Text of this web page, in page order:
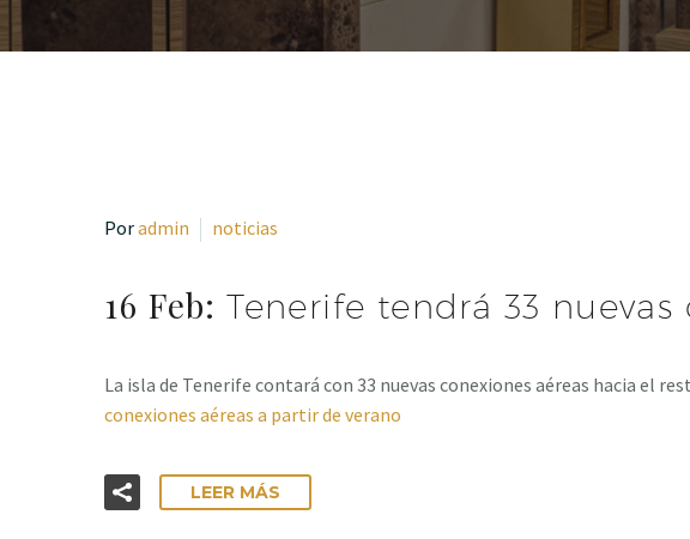
Poradmin noticias
16 Feb:Tenerife tendrá 33
La isla de Tenerife contará con 33 nuevas conexiones aéreas hacia
conexiones aéreas a partir de verano
LEER MÁS